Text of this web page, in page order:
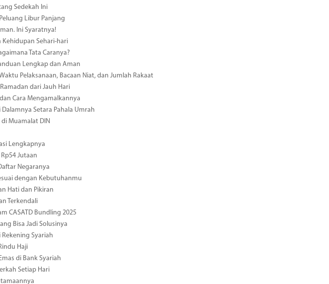
Sedekah Ini
Libur Panjang
Ini Syaratnya!
Kehidupan Sehari-hari
Tata Caranya?
Lengkap dan Aman
Pelaksanaan, Bacaan Niat, dan Jumlah Rakaat
dari Jauh Hari
Cara Mengamalkannya
Setara Pahala Umrah
di Muamalat DIN
Lengkapnya
Jutaan
Negaranya
dengan Kebutuhanmu
Hati dan Pikiran
Terkendali
CASATD Bundling 2025
Bisa Jadi Solusinya
Syariah
Haji
di Bank Syariah
Setiap Hari